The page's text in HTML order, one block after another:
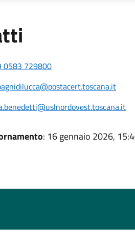
0583 729800
: 16 gennaio 2026,